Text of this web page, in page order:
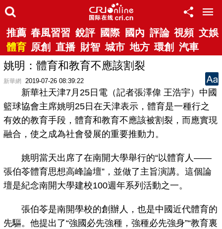
推薦 春風習習 銳評 國際 國內 評論 視頻 文娛
體育 原創 直播 財智 城市 地方 環創 汽車
姚明：體育和教育不應該割裂
新華網 2019-07-26 08:39:22
新華社天津7月25日電（記者張澤偉 王浩宇）中國
籃球協會主席姚明25日在天津表示，體育是一種行之
有效的教育手段，體育和教育不應該被割裂，而應實現
融合，使之成為社會發展的重要推動力。
姚明當天出席了在南開大學舉行的“以體育人——
張伯苓體育思想高峰論壇”，並做了主旨演講。這個論
壇是紀念南開大學建校100週年系列活動之一。
張伯苓是南開學校的創辦人，也是中國近代體育的
先驅。他提出了“強國必先強種，強種必先強身”“教育裏